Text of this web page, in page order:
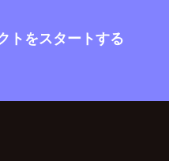
トをスタートする